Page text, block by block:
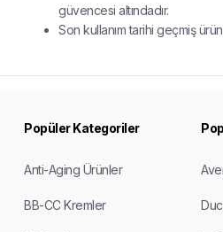
güvencesi altındadır.
Son kullanım tarihi geçmiş
Popüler Kategoriler
Anti-Aging Ürünler
BB-CC Kremler